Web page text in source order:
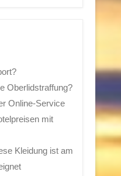
Oberlidstraffung?
Online-Service
mit
Kleidung ist am